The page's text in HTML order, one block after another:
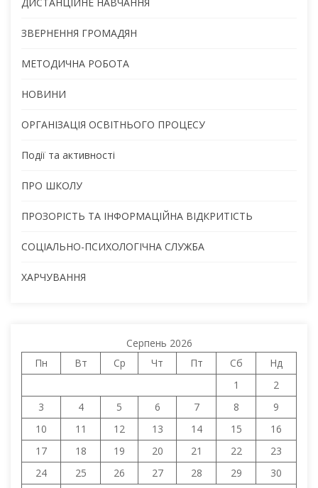
ЗВЕРНЕННЯ ГРОМАДЯН
МЕТОДИЧНА РОБОТА
НОВИНИ
ОРГАНІЗАЦІЯ ОСВІТНЬОГО ПРОЦЕСУ
Події та активності
ПРО ШКОЛУ
ПРОЗОРІСТЬ ТА ІНФОРМАЦІЙНА ВІДКРИТІСТЬ
СОЦІАЛЬНО-ПСИХОЛОГІЧНА СЛУЖБА
ХАРЧУВАННЯ
Серпень 2026
Пн
Вт Ср Чт Пт Сб
Нд
1
2
3
4 5 6 7 8
9
10
11 12 13 14 15
16
17
18 19 20 21 22
23
24
25 26 27 28 29 30